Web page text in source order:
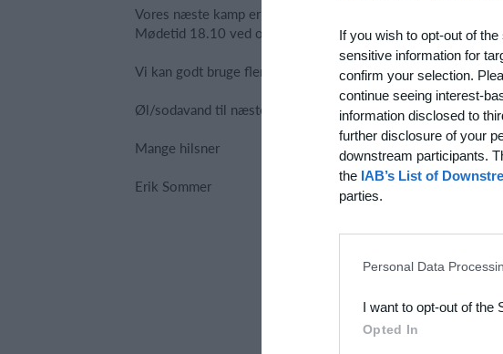
If you wish to opt-out of
sensitive information for
confirm your selection.
continue seeing interest-
information disclosed to
further disclosure of your
downstream participants.
the IAB’s List of
parties.
Personal Data
I want to opt-out of the
Opted In
Vores næste kamp er fredag den 19. juni 2026 i Valby mod
Mødetid 18.10 ved omklædningsrummene. Kampen spilles
Vi kan godt bruge flere spillere til næste kamp da der kun pt.
Øl/sodavand til næste kamp tager Flemming Hjorth.
Mange hilsner
Erik Sommer